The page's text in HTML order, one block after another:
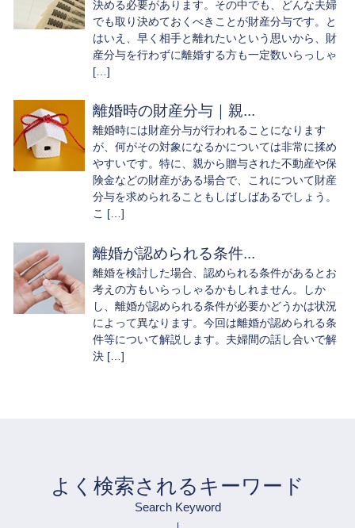
決める必要があります。その中でも、どんな夫婦
でも取り決めておくべきことが財産分与です。と
はいえ、早く相手と離れたいという思いから、財
産分与を行わずに離婚する方も一定数いらっしゃ
[…]
離婚時の財産分与｜親...
離婚時には財産分与が行われることになります
が、何がその対象になるかについては非常に揉め
やすいです。特に、親から贈与された不動産や保
険金などの財産がある場合で、これについて財産
分与を求められることもしばしばあるでしょう。
こ […]
離婚が認められる条件...
離婚を検討した場合、認められる条件があるとお
考えの方もいらっしゃるかもしれません。しか
し、離婚が認められる条件が必要かどうかは状況
によって異なります。今回は離婚が認められる条
件等について解説します。夫婦間の話し合いで解
決 […]
よく検索されるキーワード
Search Keyword